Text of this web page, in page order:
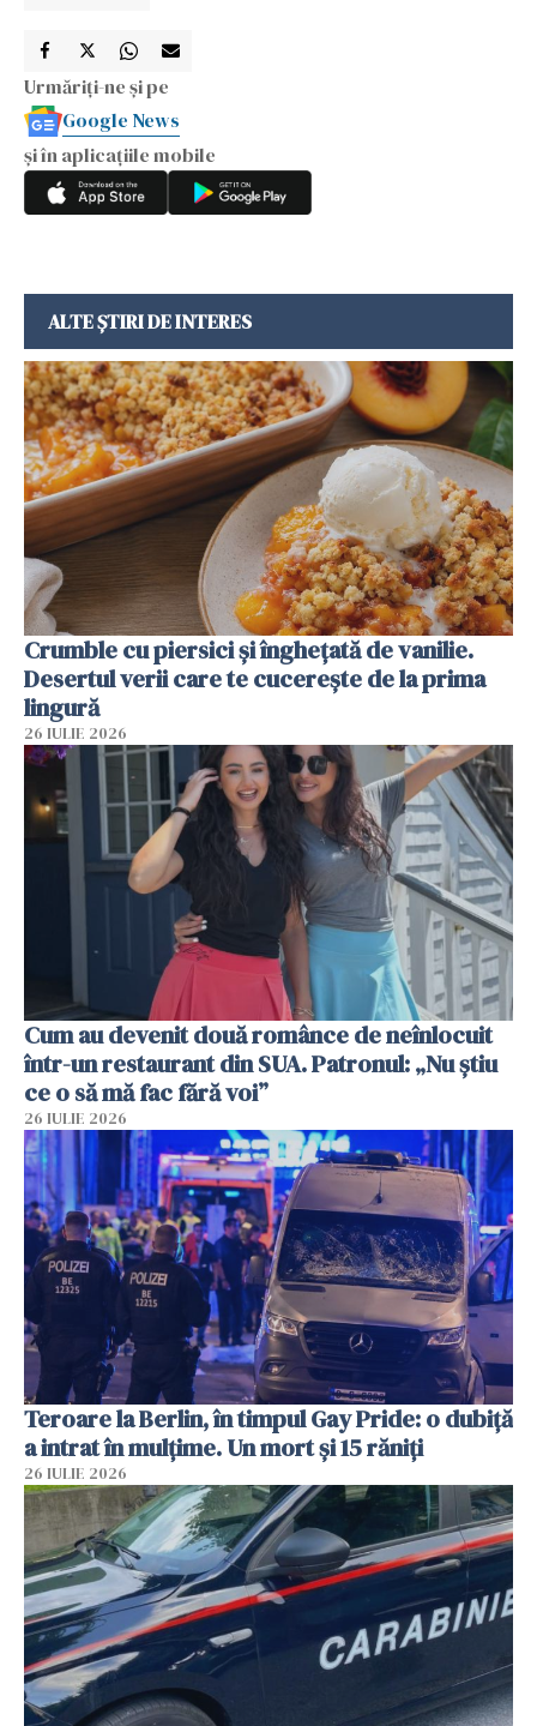
Urmăriți-ne și pe
Google News
și în aplicațiile mobile
ALTE ȘTIRI DE INTERES
Crumble cu piersici și înghețată de vanilie.
Desertul verii care te cucerește de la prima
lingură
26 IULIE 2026
Cum au devenit două românce de neînlocuit
într-un restaurant din SUA. Patronul: „Nu știu
ce o să mă fac fără voi”
26 IULIE 2026
Teroare la Berlin, în timpul Gay Pride: o dubiță
a intrat în mulțime. Un mort și 15 răniți
26 IULIE 2026